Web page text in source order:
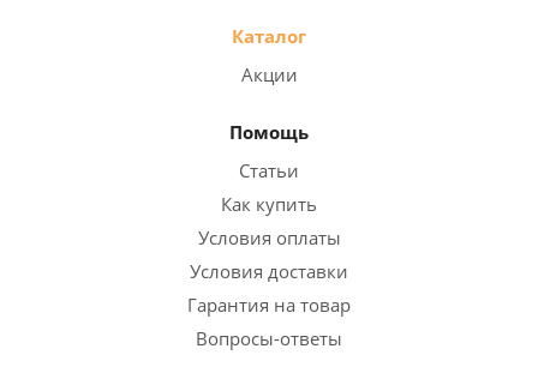
Каталог
Акции
Помощь
Статьи
Как купить
Условия оплаты
Условия доставки
Гарантия на товар
Вопросы-ответы